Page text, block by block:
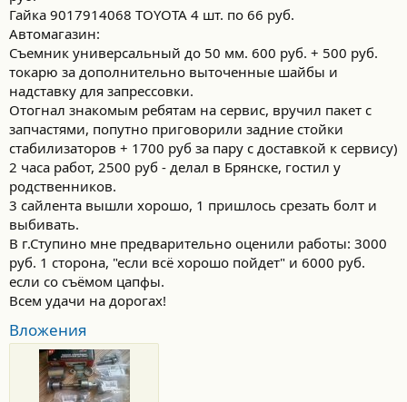
Гайка 9017914068 TOYOTA 4 шт. по 66 руб.
Автомагазин:
Съемник универсальный до 50 мм. 600 руб. + 500 руб.
токарю за дополнительно выточенные шайбы и
надставку для запрессовки.
Отогнал знакомым ребятам на сервис, вручил пакет с
запчастями, попутно приговорили задние стойки
стабилизаторов + 1700 руб за пару с доставкой к сервису)
2 часа работ, 2500 руб - делал в Брянске, гостил у
родственников.
3 сайлента вышли хорошо, 1 пришлось срезать болт и
выбивать.
В г.Ступино мне предварительно оценили работы: 3000
руб. 1 сторона, "если всё хорошо пойдет" и 6000 руб.
если со съёмом цапфы.
Всем удачи на дорогах!
Вложения